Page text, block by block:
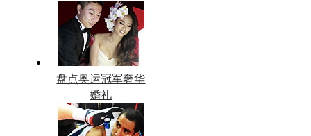
盘点奥运冠军奢华
婚礼